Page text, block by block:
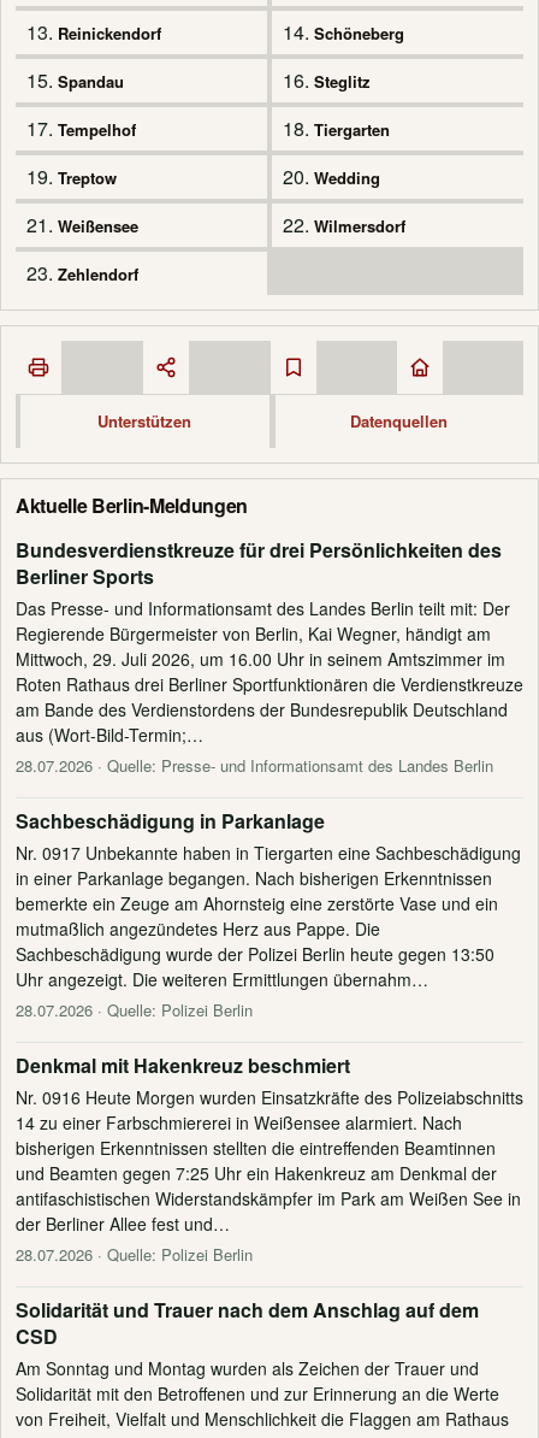
13. Reinickendorf 14. Schöneberg
15. Spandau 16. Steglitz
17. Tempelhof 18. Tiergarten
19. Treptow 20. Wedding
21. Weißensee 22. Wilmersdorf
23. Zehlendorf
Unterstützen Datenquellen
Aktuelle Berlin-Meldungen
Bundesverdienstkreuze für drei Persönlichkeiten des
Berliner Sports
Das Presse- und Informationsamt des Landes Berlin teilt mit: Der
Regierende Bürgermeister von Berlin, Kai Wegner, händigt am
Mittwoch, 29. Juli 2026, um 16.00 Uhr in seinem Amtszimmer im
Roten Rathaus drei Berliner Sportfunktionären die Verdienstkreuze
am Bande des Verdienstordens der Bundesrepublik Deutschland
aus (Wort-Bild-Termin;…
28.07.2026 · Quelle: Presse- und Informationsamt des Landes Berlin
Sachbeschädigung in Parkanlage
Nr. 0917 Unbekannte haben in Tiergarten eine Sachbeschädigung
in einer Parkanlage begangen. Nach bisherigen Erkenntnissen
bemerkte ein Zeuge am Ahornsteig eine zerstörte Vase und ein
mutmaßlich angezündetes Herz aus Pappe. Die
Sachbeschädigung wurde der Polizei Berlin heute gegen 13:50
Uhr angezeigt. Die weiteren Ermittlungen übernahm…
28.07.2026 · Quelle: Polizei Berlin
Denkmal mit Hakenkreuz beschmiert
Nr. 0916 Heute Morgen wurden Einsatzkräfte des Polizeiabschnitts
14 zu einer Farbschmiererei in Weißensee alarmiert. Nach
bisherigen Erkenntnissen stellten die eintreffenden Beamtinnen
und Beamten gegen 7:25 Uhr ein Hakenkreuz am Denkmal der
antifaschistischen Widerstandskämpfer im Park am Weißen See in
der Berliner Allee fest und…
28.07.2026 · Quelle: Polizei Berlin
Solidarität und Trauer nach dem Anschlag auf dem
CSD
Am Sonntag und Montag wurden als Zeichen der Trauer und
Solidarität mit den Betroffenen und zur Erinnerung an die Werte
von Freiheit, Vielfalt und Menschlichkeit die Flaggen am Rathaus